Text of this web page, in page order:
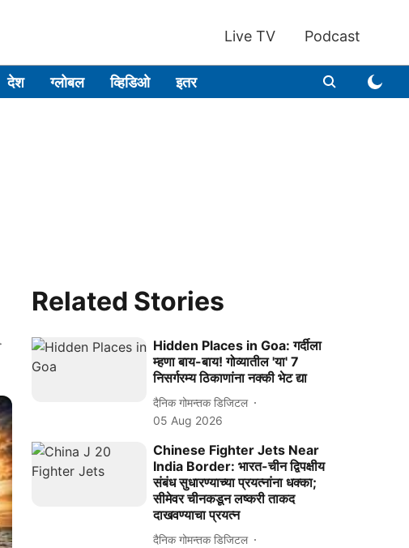
Live TV Podcast
देश ग्लोबल व्हिडिओ इतर
Related Stories
Hidden Places in Goa: गर्दीला
म्हणा बाय-बाय! गोव्यातील 'या' 7
निसर्गरम्य ठिकाणांना नक्की भेट द्या
दैनिक गोमन्तक डिजिटल
05 Aug 2026
Chinese Fighter Jets Near
India Border: भारत-चीन द्विपक्षीय
संबंध सुधारण्याच्या प्रयत्नांना धक्का;
सीमेवर चीनकडून लष्करी ताकद
दाखवण्याचा प्रयत्न
दैनिक गोमन्तक डिजिटल